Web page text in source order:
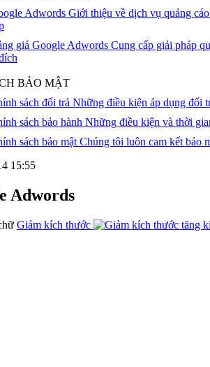
Adwords Giới thiệu về dịch vụ quảng
giá Google Adwords Cung cấp giải pháp
BẢO MẬT
sách đổi trả Những điều kiện áp dụng đổi
sách bảo hành Những điều kiện và thời
sách bảo mật Chúng tôi luôn cam kết bảo
15:55
Adwords
Giảm kích thước
tăng